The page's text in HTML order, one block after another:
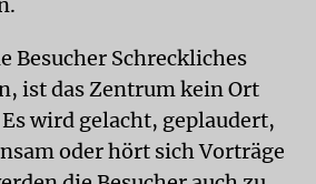
Besucher Schreckliches
ist das Zentrum kein Ort
wird gelacht, geplaudert,
oder hört sich Vorträge